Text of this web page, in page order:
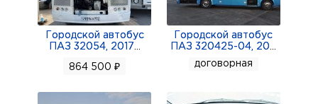
Городской автобус
ПАЗ 32054, 2017
864 500 ₽
Городской автобус
ПАЗ 320425-04, 20
договорная